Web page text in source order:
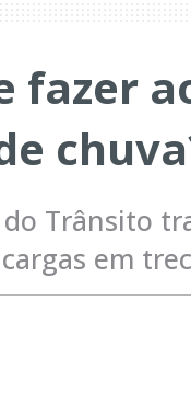
fazer
Trânsito
em